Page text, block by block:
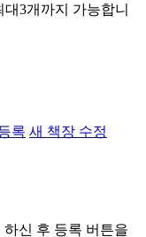
3개까지 가능합니
록 새 책장 수정
하신 후 등록 버튼을